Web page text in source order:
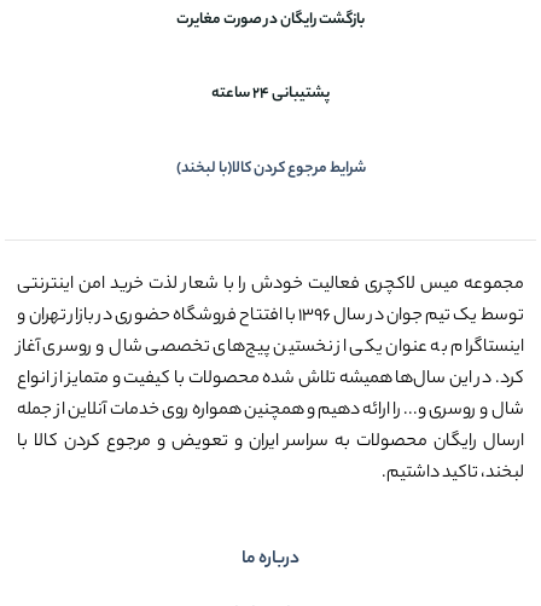
بازگشت رایگان در صورت مغایرت
پشتیبانی 24 ساعته
شرایط مرجوع کردن کالا(با لبخند)
مجموعه میس لاکچری فعالیت خودش را با شعار لذت خرید امن اینترنتی
توسط یک تیم جوان در سال ۱۳۹۶ با افتتاح فروشگاه حضوری در بازار تهران و
اینستاگرام به عنوان یکی از نخستین پیج‌های تخصصی شال و روسری آغاز
کرد. در این سال‌ها همیشه تلاش شده محصولات با کیفیت و متمایز از انواع
شال و روسری و... را ارائه دهیم و همچنین همواره روی خدمات آنلاین از جمله
ارسال رایگان محصولات به سراسر ایران و تعویض و مرجوع کردن کالا با
لبخند، تاکید داشتیم.
درباره ما